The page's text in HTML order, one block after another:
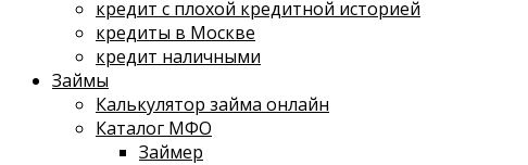
кредит с плохой кредитной историей
кредиты в Москве
кредит наличными
Займы
Калькулятор займа онлайн
Каталог МФО
Займер